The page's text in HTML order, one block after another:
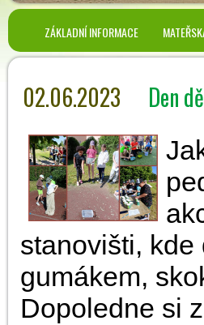
ZÁKLADNÍ INFORMACE
02.06.2023 Den
stanovišti,
gumákem,
Dopoledne si